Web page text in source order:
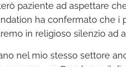
paziente ad aspettare
ha confermato che i
in religioso silenzio ad
nel mio stesso settore